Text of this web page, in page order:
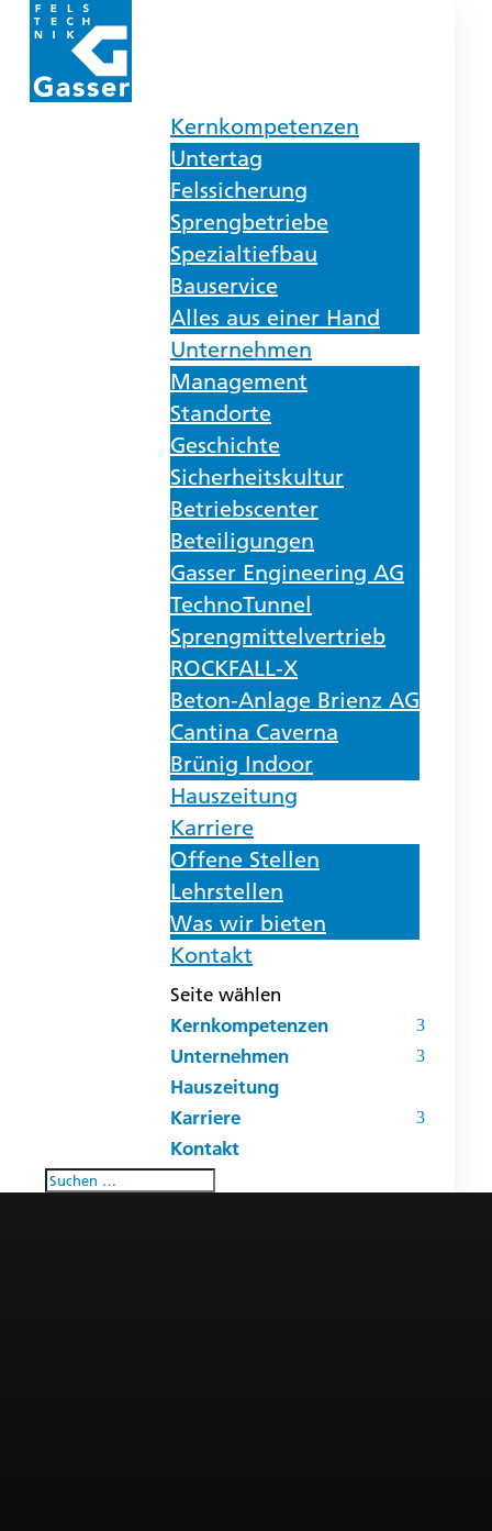
Kernkompetenzen
Untertag
Felssicherung
Sprengbetriebe
Spezialtiefbau
Bauservice
Alles aus einer Hand
Unternehmen
Management
Standorte
Geschichte
Sicherheitskultur
Betriebscenter
Beteiligungen
Gasser Engineering AG
TechnoTunnel
Sprengmittelvertrieb
ROCKFALL-X
Beton-Anlage Brienz AG
Cantina Caverna
Brünig Indoor
Hauszeitung
Karriere
Offene Stellen
Lehrstellen
Was wir bieten
Kontakt
Seite wählen
Kernkompetenzen
Unternehmen
Hauszeitung
Karriere
Kontakt